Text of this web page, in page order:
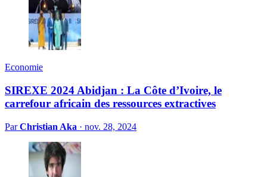
Economie
SIREXE 2024 Abidjan : La Côte d’Ivoire, le
carrefour africain des ressources extractives
ParChristian Aka · nov. 28, 2024